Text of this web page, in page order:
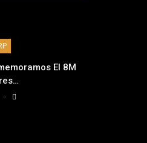
El 8M